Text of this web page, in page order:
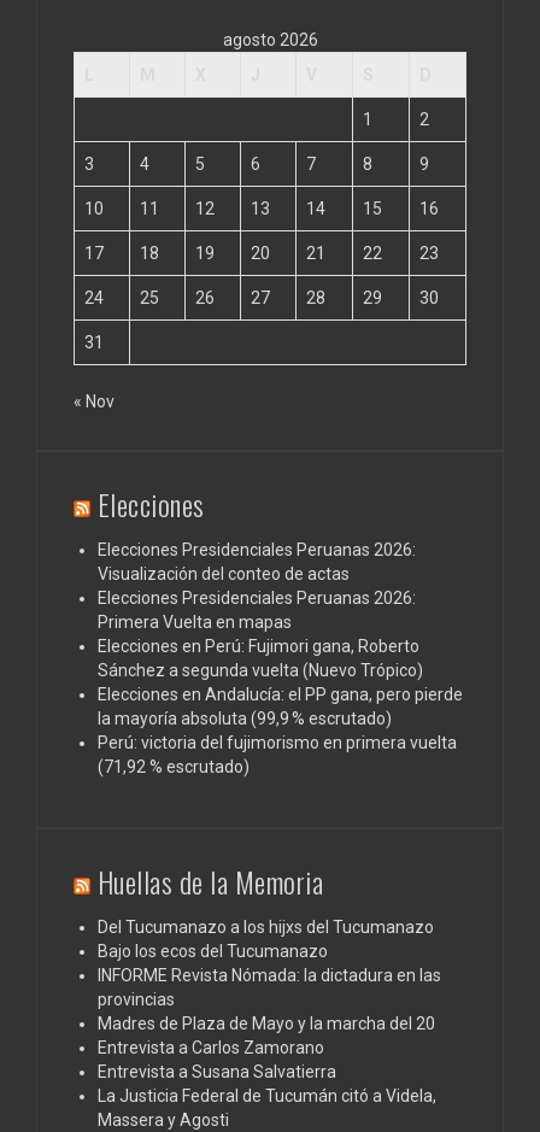
agosto 2026
1 2
3 4 5 6 7 8 9
10 11 12 13 14 15 16
17 18 19 20 21 22 23
24 25 26 27 28 29 30
31
« Nov
Elecciones
Elecciones Presidenciales Peruanas 2026:
Visualización del conteo de actas
Elecciones Presidenciales Peruanas 2026:
Primera Vuelta en mapas
Elecciones en Perú: Fujimori gana, Roberto
Sánchez a segunda vuelta (Nuevo Trópico)
Elecciones en Andalucía: el PP gana, pero pierde
la mayoría absoluta (99,9 % escrutado)
Perú: victoria del fujimorismo en primera vuelta
(71,92 % escrutado)
Huellas de la Memoria
Del Tucumanazo a los hijxs del Tucumanazo
Bajo los ecos del Tucumanazo
INFORME Revista Nómada: la dictadura en las
provincias
Madres de Plaza de Mayo y la marcha del 20
Entrevista a Carlos Zamorano
Entrevista a Susana Salvatierra
La Justicia Federal de Tucumán citó a Videla,
Massera y Agosti